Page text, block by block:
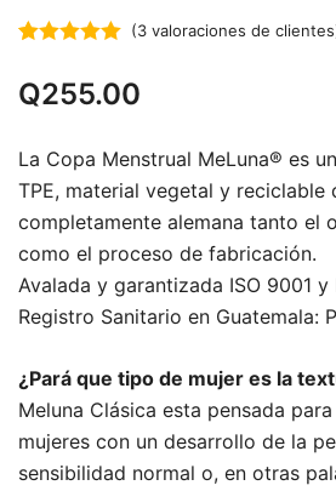
5.00de 5 en
valoraciones
de clientes
(3valoraciones de
Q255.00
La Copa Menstrual MeLuna® es
TPE, material vegetal y reciclable
completamente alemana tanto el
como el proceso de fabricación.
Avalada y garantizada ISO 9001 y
Registro Sanitario en Guatemala:
¿Pará que tipo de mujer es la
Meluna Clásica esta pensada
mujeres con un desarrollo de la
sensibilidad normal o, en otras